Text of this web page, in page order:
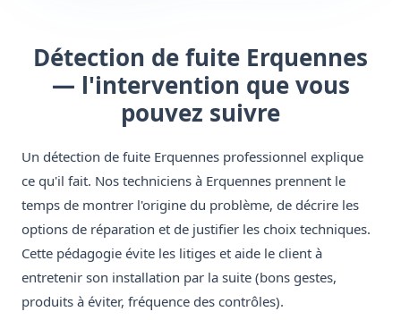
Détection de fuite Erquennes
— l'intervention que vous
pouvez suivre
Un détection de fuite Erquennes professionnel explique
ce qu'il fait. Nos techniciens à Erquennes prennent le
temps de montrer l'origine du problème, de décrire les
options de réparation et de justifier les choix techniques.
Cette pédagogie évite les litiges et aide le client à
entretenir son installation par la suite (bons gestes,
produits à éviter, fréquence des contrôles).